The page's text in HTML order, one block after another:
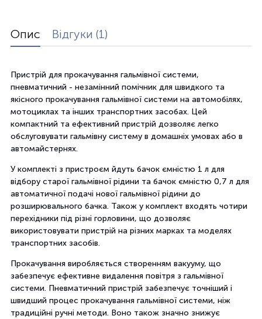
Опис Відгуки (1)
Пристрій для прокачування гальмівної системи,
пневматичний - незамінний помічник для швидкого та
якісного прокачування гальмівної системи на автомобілях,
мотоциклах та інших транспортних засобах. Цей
компактний та ефективний пристрій дозволяє легко
обслуговувати гальмівну систему в домашніх умовах або в
автомайстернях.
У комплекті з пристроєм йдуть бачок ємністю 1 л для
відбору старої гальмівної рідини та бачок ємністю 0,7 л для
автоматичної подачі нової гальмівної рідини до
розширювального бачка. Також у комплект входять чотири
перехідники під різні горловини, що дозволяє
використовувати пристрій на різних марках та моделях
транспортних засобів.
Прокачування виробляється створенням вакууму, що
забезпечує ефективне видалення повітря з гальмівної
системи. Пневматичний пристрій забезпечує точніший і
швидший процес прокачування гальмівної системи, ніж
традиційні ручні методи. Воно також значно знижує